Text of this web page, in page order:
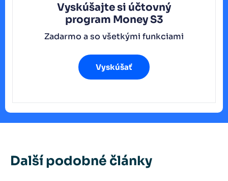
Vyskúšajte si účtovný
program Money S3
Zadarmo a so všetkými funkciami
Vyskúšať
Další podobné články